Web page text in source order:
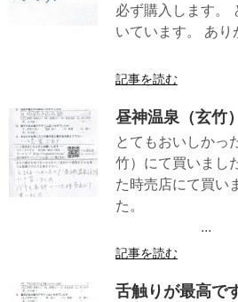
必ず購入します。
いています。 あり
記事を読む
昼神温泉（玄竹
とてもおいしかっ
竹）にて買いまし
た時売店にて買い
...
記事を読む
舌触りが最高で